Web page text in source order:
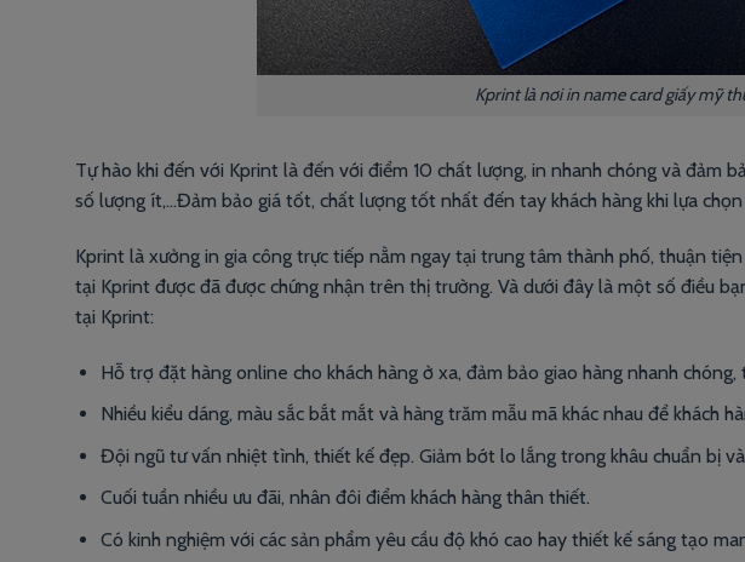
Kprint là nơi in name card giấy mỹ
Tự hào khi đến với Kprint là đến với điểm 10 chất lượng, in nhanh chóng và đảm
số lượng ít,…Đảm bảo giá tốt, chất lượng tốt nhất đến tay khách hàng khi lựa
Kprint là xưởng in gia công trực tiếp nằm ngay tại trung tâm thành phố, thuận tiện
tại Kprint được đã được chứng nhận trên thị trường. Và dưới đây là một số điều
tại Kprint:
Hỗ trợ đặt hàng online cho khách hàng ở xa, đảm bảo giao hàng nhanh chóng,
Nhiều kiểu dáng, màu sắc bắt mắt và hàng trăm mẫu mã khác nhau để khách
Đội ngũ tư vấn nhiệt tình, thiết kế đẹp. Giảm bớt lo lắng trong khâu chuẩn bị
Cuối tuần nhiều ưu đãi, nhân đôi điểm khách hàng thân thiết.
Có kinh nghiệm với các sản phẩm yêu cầu độ khó cao hay thiết kế sáng tạo